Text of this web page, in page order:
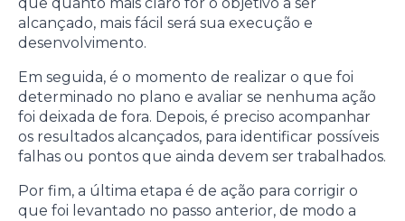
alcançado, mais fácil será sua execução e
desenvolvimento.
Em seguida, é o momento de realizar o que foi
determinado no plano e avaliar se nenhuma ação
foi deixada de fora. Depois, é preciso acompanhar
os resultados alcançados, para identificar possíveis
falhas ou pontos que ainda devem ser trabalhados.
Por fim, a última etapa é de ação para corrigir o
que foi levantado no passo anterior, de modo a